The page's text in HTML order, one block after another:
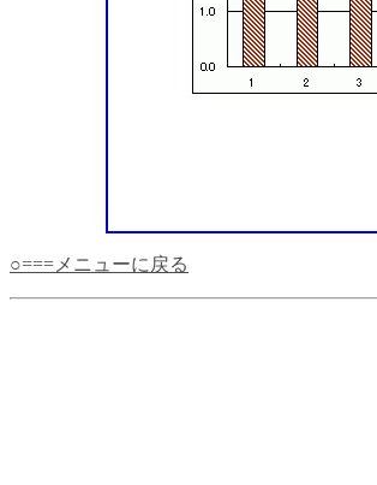
○===メニューに戻る